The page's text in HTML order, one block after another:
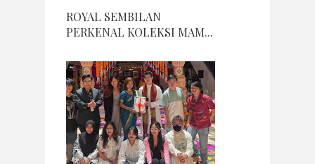
ROYAL SEMBILAN
PERKENAL KOLEKSI MAM...